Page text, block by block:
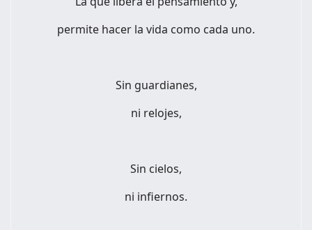
permite hacer la vida como cada uno.
Sin guardianes,
ni relojes,
Sin cielos,
ni infiernos.